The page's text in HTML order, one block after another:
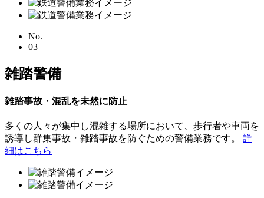
No.
03
雑踏警備
雑踏事故・混乱を未然に防止
多くの人々が集中し混雑する場所において、歩行者や車両を
誘導し群集事故・雑踏事故を防ぐための警備業務です。 詳
細はこちら